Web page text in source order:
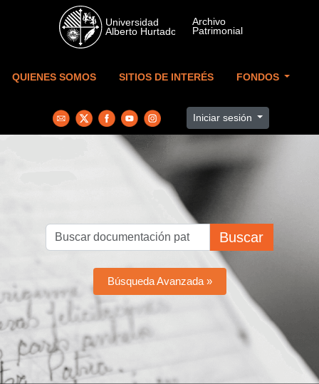
Skip to main content
QUIENES SOMOS SITIOS DE INTERÉS FONDOS
Iniciar sesión
Buscar
Búsqueda Avanzada »